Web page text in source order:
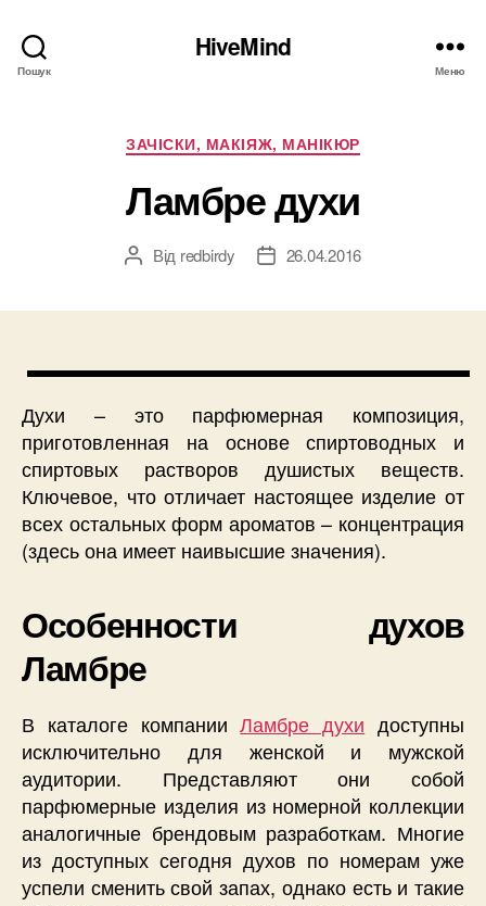
Пошук
HiveMind
Меню
Категорії
ЗАЧІСКИ, МАКІЯЖ, МАНІКЮР
Ламбре духи
Автор
Від redbirdy
Дата26.04.2016
Духи – это парфюмерная композиция,
приготовленная на основе спиртоводных и
спиртовых растворов душистых веществ.
Ключевое, что отличает настоящее изделие от
всех остальных форм ароматов – концентрация
(здесь она имеет наивысшие значения).
Особенности духов
Ламбре
В каталоге компанииЛамбре духи доступны
исключительно для женской и мужской
аудитории. Представляют они собой
парфюмерные изделия из номерной коллекции
аналогичные брендовым разработкам. Многие
из доступных сегодня духов по номерам уже
успели сменить свой запах, однако есть и такие